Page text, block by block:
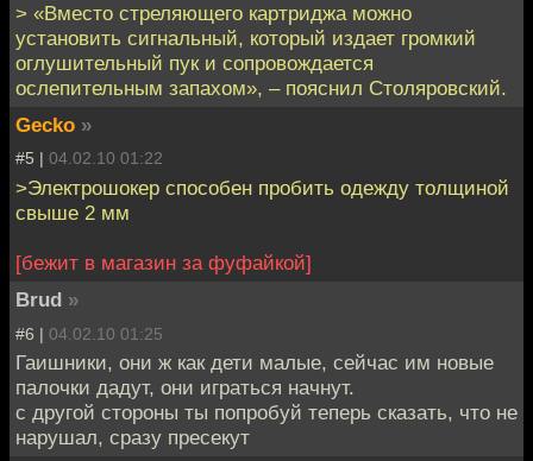
> «Вместо стреляющего картриджа можно
установить сигнальный, который издает громкий
оглушительный пук и сопровождается
ослепительным запахом», – пояснил Столяровский.
Gecko »
#5 | 04.02.10 01:22
>Электрошокер способен пробить одежду толщиной
свыше 2 мм
[бежит в магазин за фуфайкой]
Brud »
#6 | 04.02.10 01:25
Гаишники, они ж как дети малые, сейчас им новые
палочки дадут, они играться начнут.
с другой стороны ты попробуй теперь сказать, что не
нарушал, сразу пресекут